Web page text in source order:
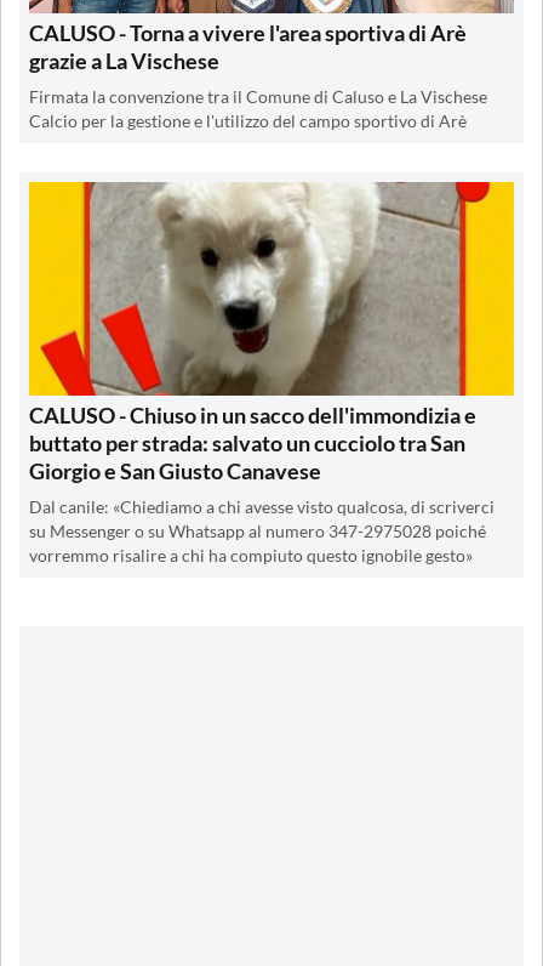
CALUSO - Torna a vivere l'area sportiva di Arè
grazie a La Vischese
Firmata la convenzione tra il Comune di Caluso e La Vischese
Calcio per la gestione e l'utilizzo del campo sportivo di Arè
CALUSO - Chiuso in un sacco dell'immondizia e
buttato per strada: salvato un cucciolo tra San
Giorgio e San Giusto Canavese
Dal canile: «Chiediamo a chi avesse visto qualcosa, di scriverci
su Messenger o su Whatsapp al numero 347-2975028 poiché
vorremmo risalire a chi ha compiuto questo ignobile gesto»